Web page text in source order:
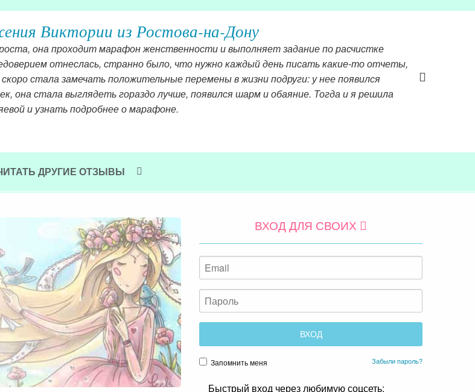
Виктории из Ростова-на-Дону
она проходит марафон женственности и выполняет задание по расчистке
отнеслась, странно было, что нужно каждый день писать какие-то отчеты,
стала замечать положительные перемены в жизни подруги: у нее появился
она стала выглядеть гораздо лучше, появился шарм и обаяние. Тогда и я решила
и узнать подробнее о марафоне.
ДРУГИЕ ОТЗЫВЫ
ВХОД ДЛЯ СВОИХ
Запомнить меня Забыли пароль?
Быстрый вход через любимую соцсеть: